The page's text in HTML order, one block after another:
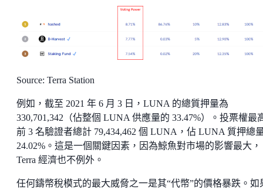
Source: Terra Station
例如，截至 2021 年 6 月 3 日，LUNA 的總質押量為
330,701,342（佔整個 LUNA 供應量的 33.47%）。投票權最
前 3 名驗證者總計 79,434,462 個 LUNA，佔 LUNA 質押總
24.02%。這是一個關鍵因素，因為鯨魚對市場的影響最大，
Terra 經濟也不例外。
任何鑄幣稅模式的最大威脅之一是其“代幣”的價格暴跌。如